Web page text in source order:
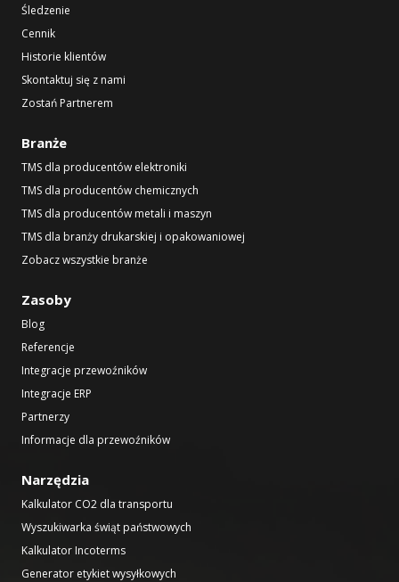
Śledzenie
Cennik
Historie klientów
Skontaktuj się z nami
Zostań Partnerem
Branże
TMS dla producentów elektroniki
TMS dla producentów chemicznych
TMS dla producentów metali i maszyn
TMS dla branży drukarskiej i opakowaniowej
Zobacz wszystkie branże
Zasoby
Blog
Referencje
Integracje przewoźników
Integracje ERP
Partnerzy
Informacje dla przewoźników
Narzędzia
Kalkulator CO2 dla transportu
Wyszukiwarka świąt państwowych
Kalkulator Incoterms
Generator etykiet wysyłkowych